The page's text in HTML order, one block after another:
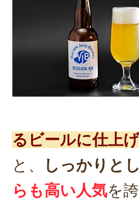
るビールに仕上
と、
しっかりと
らも高い人気を